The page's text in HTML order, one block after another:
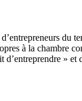
à la chambre
d’entreprendre »